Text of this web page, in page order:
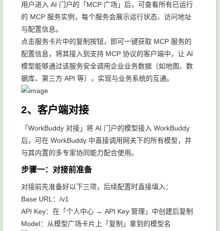
用户进入 AI 门户的「MCP 广场」后，可查看所有已运行
的 MCP 服务实例，每个服务会展示运行状态、访问地址
与配置信息。
点击服务卡片中的复制按钮，即可一键获取 MCP 服务的
配置信息，将其接入到支持 MCP 协议的客户端中，让 AI
模型能够通过该服务安全调用企业业务数据（如地图、数
据库、第三方 API 等），实现与业务系统的互通。
2、客户端对接
「WorkBuddy 对接」将 AI 门户的模型接入 WorkBuddy
后，可在 WorkBuddy 中直接调用网关下的所有模型，并
与其内置的多专家协同能力配合使用。
步骤一：对接前准备
对接前先准备好以下三项，后续配置时直接填入：
Base URL： /v1
API Key：在「个人中心 → API Key 管理」中创建后复制
Model：从模型广场卡片上「复制」拿到的模型名